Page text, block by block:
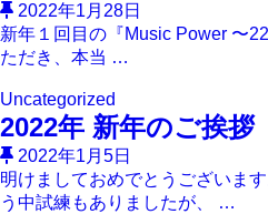
2022年1月28日
新年１回目の『Music Power 〜
ただき、本当 …
Uncategorized
2022年 新年のご挨拶
2022年1月5日
明けましておめでとうございま
う中試練もありましたが、 …